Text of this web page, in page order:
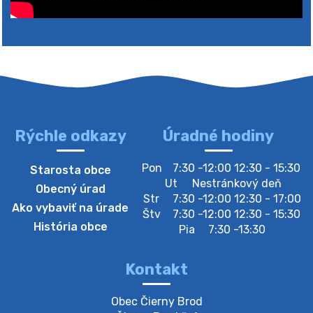
4. augusta 2026 10:05
Zberný dvor-Gyűjtőudvar
Oznamujeme obyvateľom, že v stredu 05. augusta
bude zberný dvor zatvorený. Értesítjük a lakosokat,
hogy szerdán augusztus 05-én a gyűjtőudvar zárva
lesz https://ciernybrod.sk?p=214…
Zber separovaného odpadu plastu-
Szeparált műanya…
Rýchle odkazy
Starosta obce
Obecný úrad
Ako vybaviť na úrade
História obce
Úradné hodiny
Pon
7:30 -12:00 12:30 - 15:30
Ut
Nestránkový deň
Str
7:30 -12:00 12:30 - 17:00
Štv
7:30 -12:00 12:30 - 15:30
Pia
7:30 -13:30
Kontakt
Obec Čierny Brod